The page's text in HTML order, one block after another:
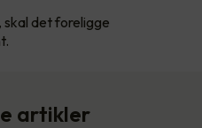
det foreligge
artikler